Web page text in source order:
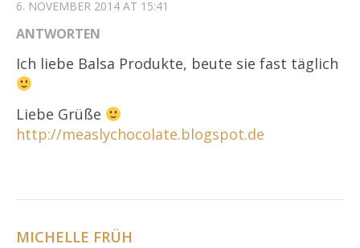
6. NOVEMBER 2014 AT 15:41
ANTWORTEN
Ich liebe Balsa Produkte, beute sie fast täglich
Liebe Grüße
http://measlychocolate.blogspot.de
MICHELLE FRÜH